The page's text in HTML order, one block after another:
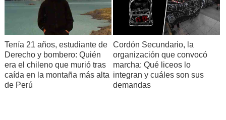
Tenía 21 años, estudiante de
Derecho y bombero: Quién
era el chileno que murió tras
caída en la montaña más alta
de Perú
Cordón Secundario, la
organización que convocó
marcha: Qué liceos lo
integran y cuáles son sus
demandas